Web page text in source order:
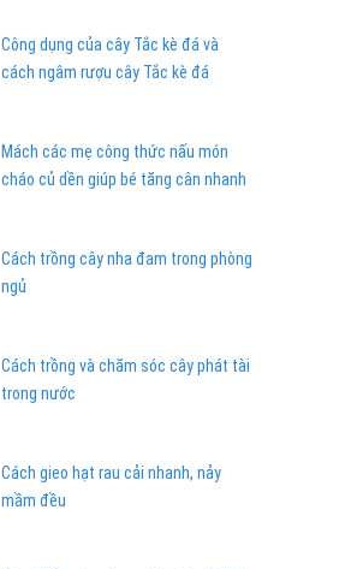
Công dụng của cây Tắc kè đá và
cách ngâm rượu cây Tắc kè đá
Mách các mẹ công thức nấu món
cháo củ dền giúp bé tăng cân nhanh
Cách trồng cây nha đam trong phòng
ngủ
Cách trồng và chăm sóc cây phát tài
trong nước
Cách gieo hạt rau cải nhanh, nảy
mầm đều